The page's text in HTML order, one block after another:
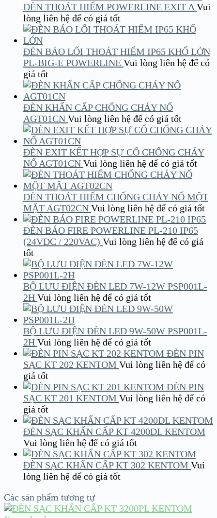
ĐÈN THOÁT HIỂM POWERLINE EXIT A Vui
lòng liên hệ để có giá tốt
ĐÈN BÁO LỐI THOÁT HIỂM IP65 KHỔ LỚN
PL-BIG-E POWERLINE Vui lòng liên hệ để có
giá tốt
ĐÈN KHẨN CẤP CHỐNG CHÁY NỔ
AGT01CN Vui lòng liên hệ để có giá tốt
ĐÈN EXIT KẾT HỢP SỰ CỐ CHỐNG CHÁY
NỔ AGT01CN Vui lòng liên hệ để có giá tốt
ĐÈN THOÁT HIỂM CHỐNG CHÁY NỔ MỘT
MẶT AGT02CN Vui lòng liên hệ để có giá tốt
ĐÈN BÁO FIRE POWERLINE PL-210 IP65
(24VDC / 220VAC) Vui lòng liên hệ để có giá
tốt
BỘ LƯU ĐIỆN ĐÈN LED 7W-12W PSP001L-
2H Vui lòng liên hệ để có giá tốt
BỘ LƯU ĐIỆN ĐÈN LED 9W-50W PSP001L-
2H Vui lòng liên hệ để có giá tốt
ĐÈN PIN
SẠC KT 202 KENTOM Vui lòng liên hệ để có
giá tốt
ĐÈN PIN
SẠC KT 201 KENTOM Vui lòng liên hệ để có
giá tốt
ĐÈN SẠC KHẨN CẤP KT 4200DL KENTOM
Vui lòng liên hệ để có giá tốt
ĐÈN SẠC KHẨN CẤP KT 302 KENTOM Vui
lòng liên hệ để có giá tốt
Các sản phẩm tương tự